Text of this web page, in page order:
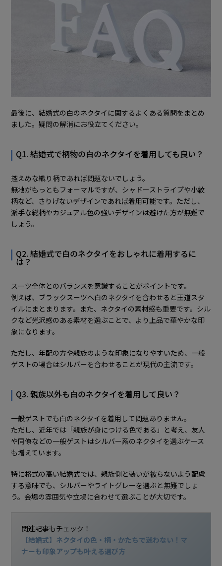
最後に、結婚式の白のネクタイに関するよくある質問をまとめ
ました。疑問の解消にお役立てください。
Q1. 結婚式で柄物の白のネクタイを着用しても良い？
控えめな織り柄であれば問題ないでしょう。
無地がもっともフォーマルですが、シャドーストライプや小紋
柄など、さりげないデザインであれば着用可能です。ただし、
派手な総柄やカジュアル色の強いデザインは避けた方が無難で
しょう。
Q2. 結婚式で白のネクタイをおしゃれに着用するに
は？
スーツ全体とのバランスを意識することがポイントです。
例えば、ブラックスーツへ白のネクタイを合わせると王道スタ
イルにまとまります。また、ネクタイの素材感も重要です。シル
クなど光沢感のある素材を選ぶことで、より上品で華やかな印
象になります。
ただし、年配の方や親族のような印象になりやすいため、一般
ゲストの場合はシルバーを合わせることが現代の主流です。
Q3. 親族以外も白のネクタイを着用して良い？
一般ゲストでも白のネクタイを着用して問題ありません。
ただし、近年では「親族が身につける色である」と考え、友人
や同僚などの一般ゲストはシルバー系のネクタイを選ぶケース
も増えています。
特に格式の高い結婚式では、親族側と装いが被らないよう配慮
する意味でも、シルバーやライトグレーを選ぶと無難でしょ
う。会場の雰囲気や立場に合わせて選ぶことが大切です。
関連記事もチェック！
【結婚式】ネクタイの色・柄・かたちで迷わない！マ
ナーも印象アップも叶える選び方